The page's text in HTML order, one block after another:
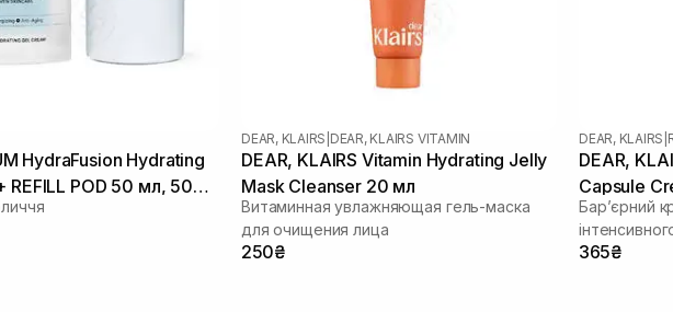
HydraFusion Hydrating
REFILL POD 50 мл, 50
DEAR, KLAIRS DEAR, KLAIRS VITAMIN
DEAR, KLAIRS Vitamin Hydrating Jelly
Mask Cleanser 20 мл
Витаминная увлажняющая гель-маска
для очищения лица
250₴
DEAR, KLAIRS
DEAR,
Capsule
Бар’єрний
365₴